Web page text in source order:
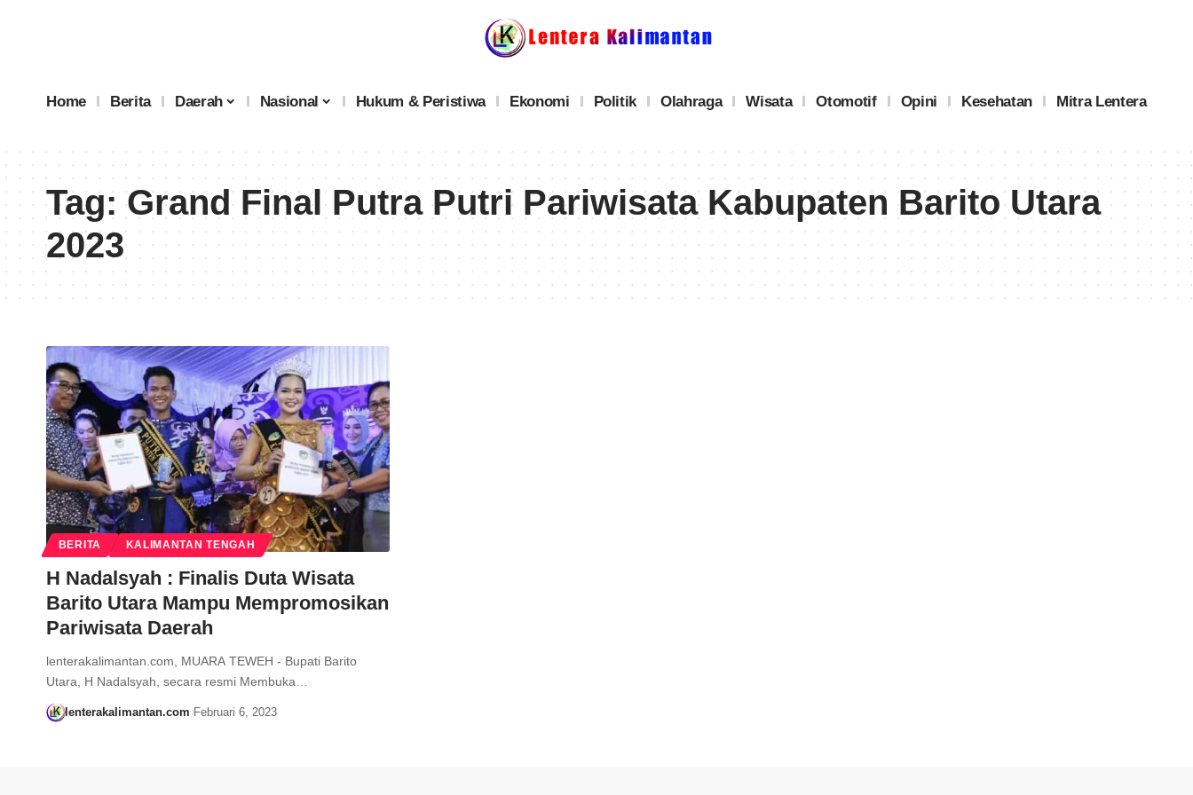
Home Berita Daerah Nasional Hukum & Peristiwa Ekonomi Politik Olahraga Wisata Otomotif Opini Kesehatan Mitra Lentera
Tag:Grand Final Putra Putri Pariwisata Kabupaten Barito Utara
2023
BERITA KALIMANTAN TENGAH
H Nadalsyah : Finalis Duta Wisata
Barito Utara Mampu Mempromosikan
Pariwisata Daerah
lenterakalimantan.com, MUARA TEWEH - Bupati Barito
Utara, H Nadalsyah, secara resmi Membuka…
lenterakalimantan.com Februari 6, 2023